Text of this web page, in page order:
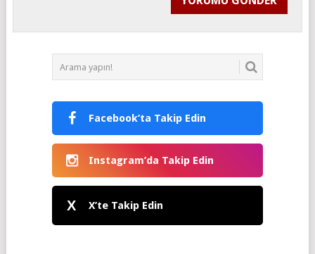
Facebook’ta Takip Edin
Instagram’da Takip Edin
X X’te Takip Edin